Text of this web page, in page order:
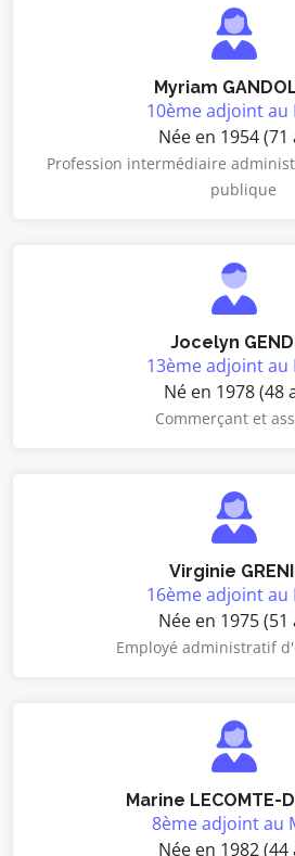
Myriam
10ème adjoint au
Née en 1954 (71
Profession intermédiaire
publique
Jocelyn
13ème adjoint au
Né en 1978 (48
Commerçant et
Virginie
16ème adjoint au
Née en 1975 (51
Employé administratif
Marine LECOMTE-
8ème adjoint au
Née en 1982 (44